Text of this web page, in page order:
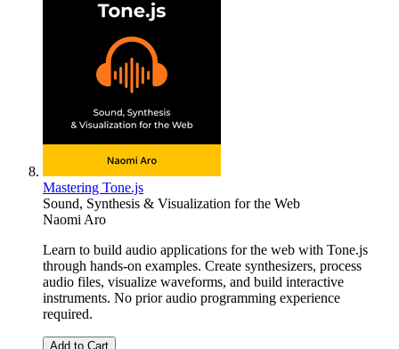
Mastering Tone.js
Sound, Synthesis & Visualization for the Web
Naomi Aro
Learn to build audio applications for the web with Tone.js
through hands-on examples. Create synthesizers, process
audio files, visualize waveforms, and build interactive
instruments. No prior audio programming experience
required.
Add to Cart